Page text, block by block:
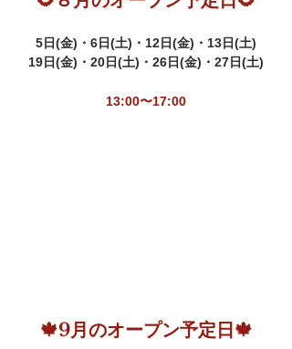
5日(金)・6日(土) ・12日(金)・13日(土)
19日(金)・20日(土)・26日(金)・27日(土)
13:00〜17:00
🍁9月のオープン予定日🍁